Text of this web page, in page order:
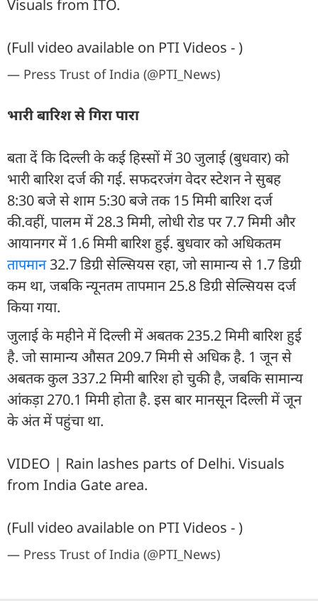
Visuals from ITO.
(Full video available on PTI Videos - )
— Press Trust of India (@PTI_News)
भारी बारिश से गिरा पारा
बता दें कि दिल्ली के कई हिस्सों में 30 जुलाई (बुधवार) को
भारी बारिश दर्ज की गई. सफदरजंग वेदर स्टेशन ने सुबह
8:30 बजे से शाम 5:30 बजे तक 15 मिमी बारिश दर्ज
की.वहीं, पालम में 28.3 मिमी, लोधी रोड पर 7.7 मिमी और
आयानगर में 1.6 मिमी बारिश हुई. बुधवार को अधिकतम
तापमान32.7 डिग्री सेल्सियस रहा, जो सामान्य से 1.7 डिग्री
कम था, जबकि न्यूनतम तापमान 25.8 डिग्री सेल्सियस दर्ज
किया गया.
जुलाई के महीने में दिल्ली में अबतक 235.2 मिमी बारिश हुई
है. जो सामान्य औसत 209.7 मिमी से अधिक है. 1 जून से
अबतक कुल 337.2 मिमी बारिश हो चुकी है, जबकि सामान्य
आंकड़ा 270.1 मिमी होता है. इस बार मानसून दिल्ली में जून
के अंत में पहुंचा था.
VIDEO | Rain lashes parts of Delhi. Visuals
from India Gate area.
(Full video available on PTI Videos - )
— Press Trust of India (@PTI_News)